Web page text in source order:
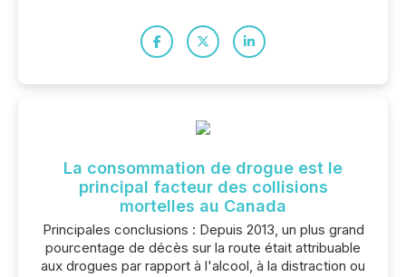
La consommation de drogue est le
principal facteur des collisions
mortelles au Canada
Principales conclusions : Depuis 2013, un plus grand
pourcentage de décès sur la route était attribuable
aux drogues par rapport à l'alcool, à la distraction ou